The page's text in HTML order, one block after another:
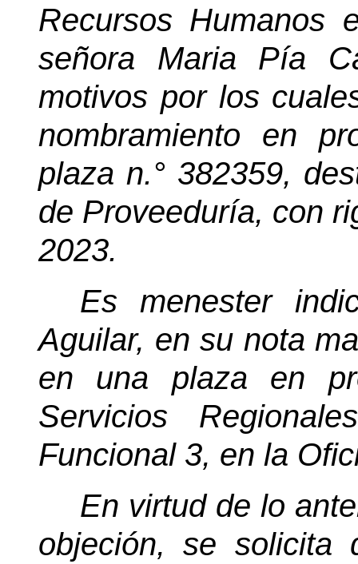
Recursos
señora Maria Pía
motivos por los
nombramiento en
plaza n.° 382359,
de Proveeduría, con
2023.
Es menester
Aguilar, en su nota
en una plaza en
Servicios
Funcional 3, en la
En virtud de lo
objeción, se solicita